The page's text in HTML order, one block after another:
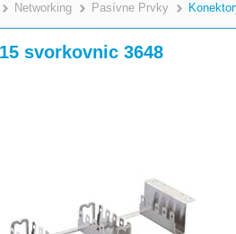
>
Networking >
Pasívne Prvky
svorkovnic 3648